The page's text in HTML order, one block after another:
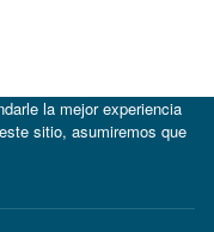
la mejor experiencia
sitio, asumiremos que